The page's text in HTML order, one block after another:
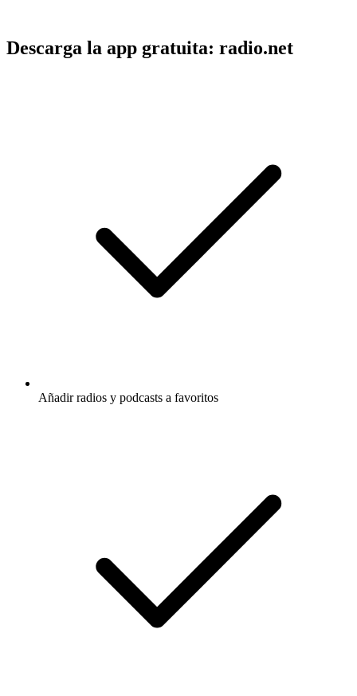
Descarga la app gratuita: radio.net
Añadir radios y podcasts a favoritos